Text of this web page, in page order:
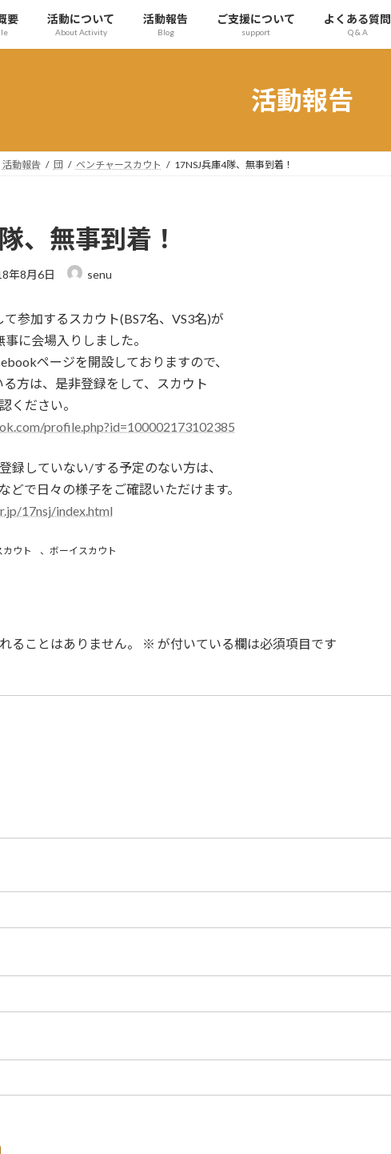
要 活動について
About Activity
活動報告
Blog
ご支援について
support
よくある質問
Q & A
活動報告
活動報告 団 ベンチャースカウト 17NSJ兵庫4隊、無事到着！
、無事到着！
年8月6日 senu
参加するスカウト(BS7名、VS3名)が
に会場入りしました。
ページを開設しておりますので、
方は、是非登録をして、スカウト
ください。
profile.php?id=100002173102385
録していない/する予定のない方は、
どで日々の様子をご確認いただけます。
17nsj/index.html
カウト 、 ボーイスカウト
ることはありません。 ※ が付いている欄は必須項目です